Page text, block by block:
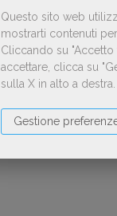
Questo sito web
mostrarti contenuti
Cliccando su
accettare, clicca su
sulla X in alto a destra.
Gestione